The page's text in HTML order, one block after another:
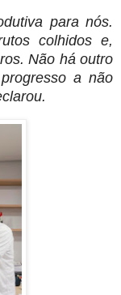
para nós.
colhidos e,
Não há outro
a não